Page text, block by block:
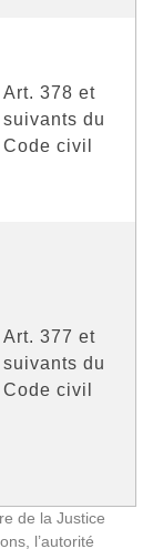
Art. 378 et
suivants du
Code civil
Art. 377 et
suivants du
Code civil
de la Justice
l’autorité